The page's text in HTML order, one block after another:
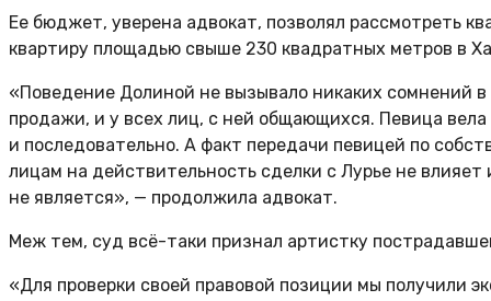
Ее бюджет, уверена адвокат, позволял рассмотреть
квартиру площадью свыше 230 квадратных метров в
«Поведение Долиной не вызывало никаких сомнений
продажи, и у всех лиц, с ней общающихся. Певица
и последовательно. А факт передачи певицей по
лицам на действительность сделки с Лурье не
не является», — продолжила адвокат.
Меж тем, суд всё-таки признал артистку
«Для проверки своей правовой позиции мы получили